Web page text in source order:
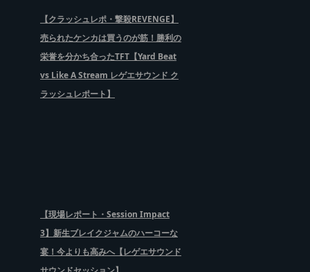
【クラッシュレポ・撃殺REVENGE】
売られたケンカは買うのが筋！勝利の
栄誉を分かち合ったTFT【Yard Beat
vs Like A Stream レゲエサウンド ク
ラッシュレポート】
【現場レポート・Session Impact
3】新生ブレイクジャムのハーコーな
宴！今よりも高みへ【レゲエサウンド